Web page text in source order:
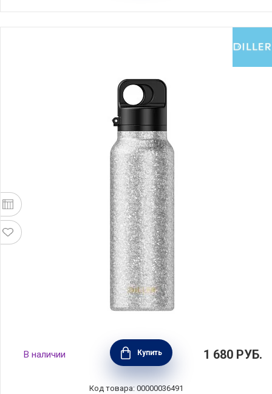
Термобутылка объем 630 мл, цвет
серебристый, нержавеющая сталь, Diller,
D9577-630_silver
В наличии Купить 1 680 РУБ.
Код товара: 00000036491